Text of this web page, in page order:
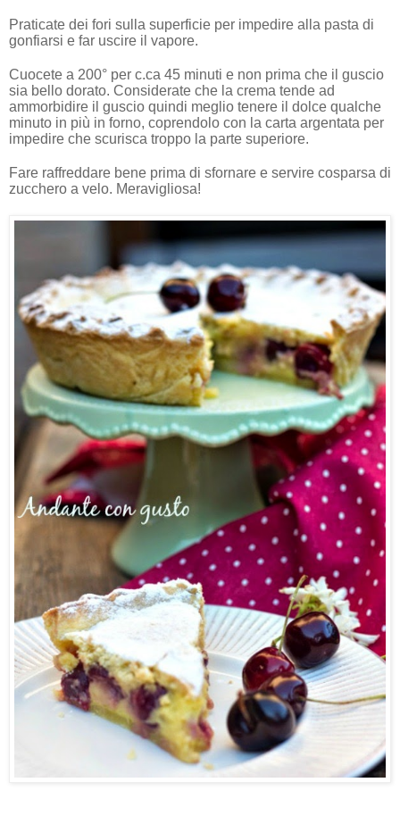
Praticate dei fori sulla superficie per impedire alla pasta di
gonfiarsi e far uscire il vapore.
Cuocete a 200° per c.ca 45 minuti e non prima che il guscio
sia bello dorato. Considerate che la crema tende ad
ammorbidire il guscio quindi meglio tenere il dolce qualche
minuto in più in forno, coprendolo con la carta argentata per
impedire che scurisca troppo la parte superiore.
Fare raffreddare bene prima di sfornare e servire cosparsa di
zucchero a velo. Meravigliosa!